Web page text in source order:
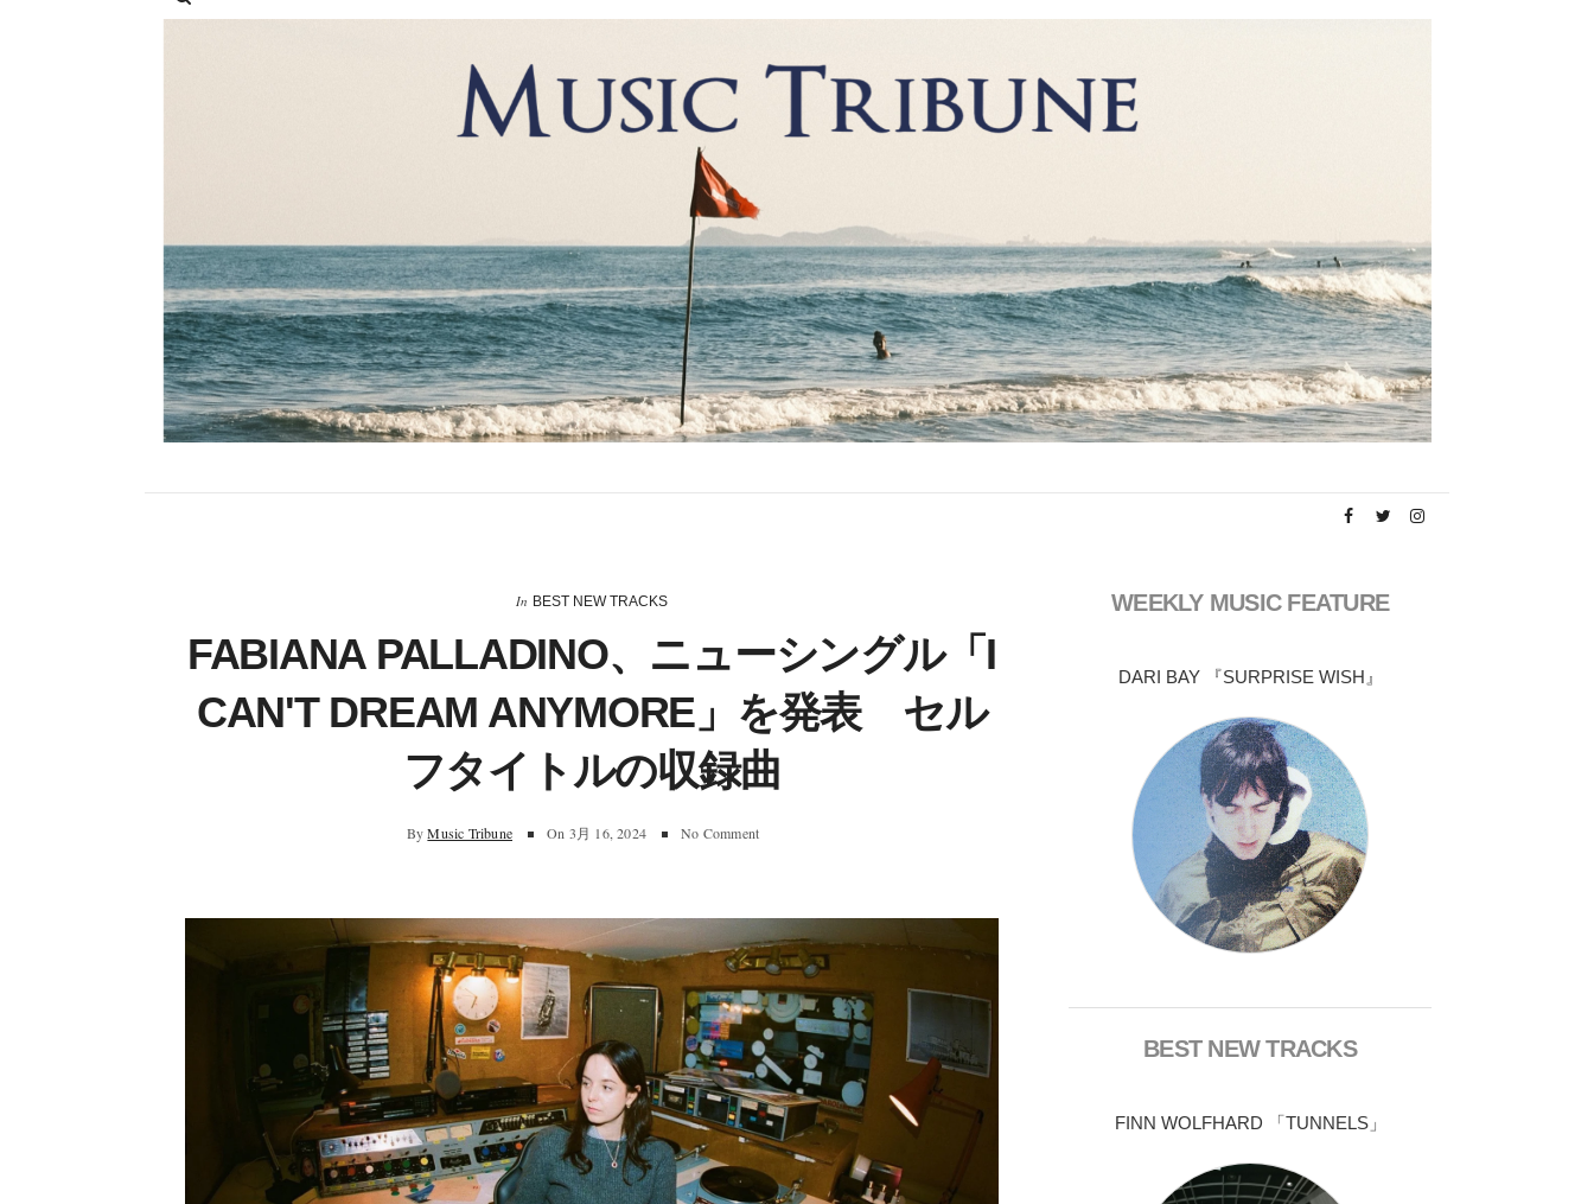
In BEST NEW TRACKS
FABIANA PALLADINO、ニューシングル「I
CAN'T DREAM ANYMORE」を発表 セル
フタイトルの収録曲
By Music Tribune On 3月 16, 2024 No Comment
WEEKLY MUSIC FEATURE
DARI BAY 『SURPRISE WISH』
BEST NEW TRACKS
FINN WOLFHARD 「TUNNELS」